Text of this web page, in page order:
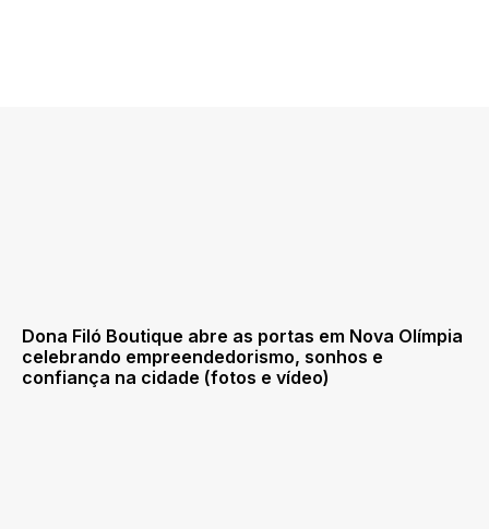
Dona Filó Boutique abre as portas em Nova Olímpia
celebrando empreendedorismo, sonhos e
confiança na cidade (fotos e vídeo)